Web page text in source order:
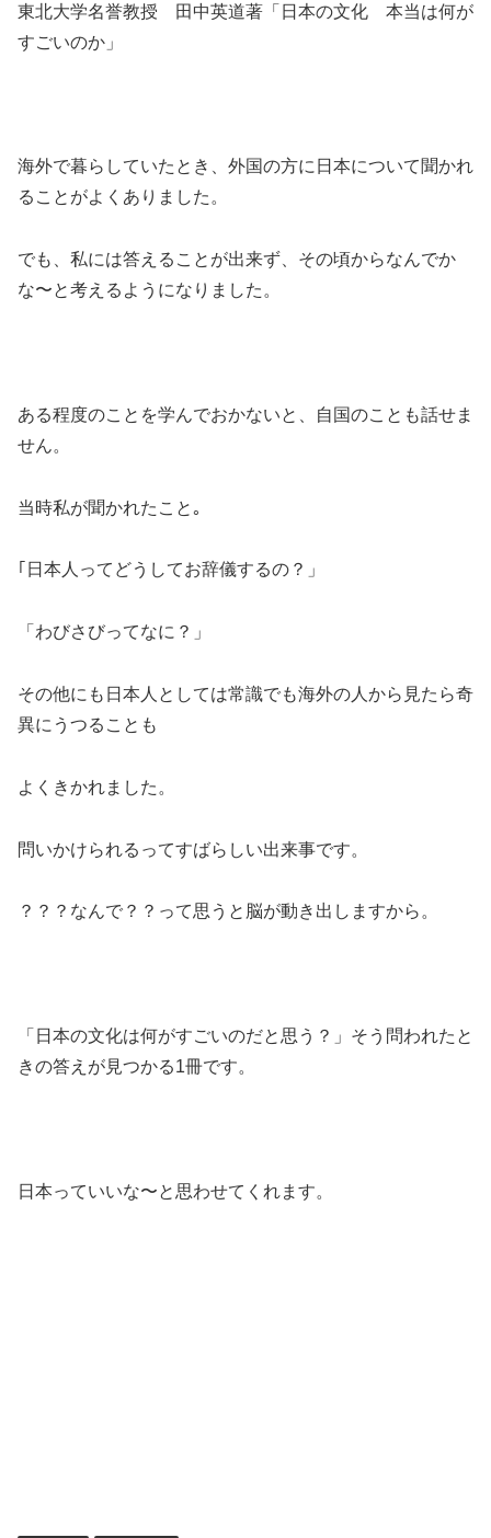
東北大学名誉教授 田中英道著「日本の文化 本当は何が
すごいのか」
海外で暮らしていたとき、外国の方に日本について聞かれ
ることがよくありました。
でも、私には答えることが出来ず、その頃からなんでか
な〜と考えるようになりました。
ある程度のことを学んでおかないと、自国のことも話せま
せん。
当時私が聞かれたこと｡
｢日本人ってどうしてお辞儀するの？」
「わびさびってなに？」
その他にも日本人としては常識でも海外の人から見たら奇
異にうつることも
よくきかれました。
問いかけられるってすばらしい出来事です。
？？？なんで？？って思うと脳が動き出しますから。
「日本の文化は何がすごいのだと思う？」そう問われたと
きの答えが見つかる1冊です。
日本っていいな〜と思わせてくれます。